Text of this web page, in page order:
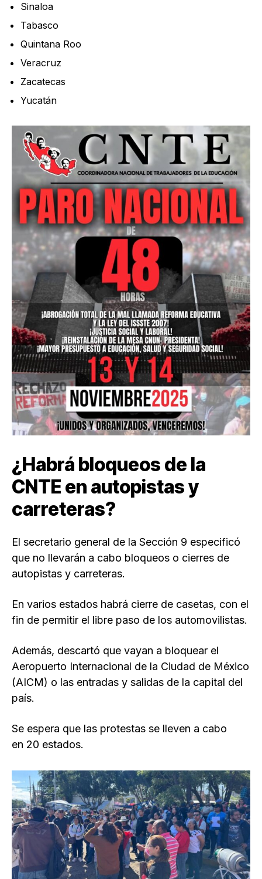
Sinaloa
Tabasco
Quintana Roo
Veracruz
Zacatecas
Yucatán
¿Habrá bloqueos de la
CNTE en autopistas y
carreteras?
El secretario general de la Sección 9 especificó
que no llevarán a cabo bloqueos o cierres de
autopistas y carreteras.
En varios estados habrá cierre de casetas, con el
fin de permitir el libre paso de los automovilistas.
Además, descartó que vayan a bloquear el
Aeropuerto Internacional de la Ciudad de México
(AICM) o las entradas y salidas de la capital del
país.
Se espera que las protestas se lleven a cabo
en 20 estados.